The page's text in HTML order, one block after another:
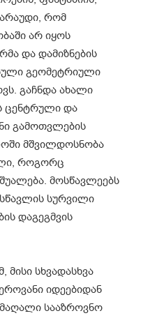
რომ
არ იყოს
და დამიზნების
გეომეტრიული
გაჩნდა ახალი
ცენტრული და
გამოთვლების
მშვილდოსნობა
როგორც
მოსწავლეებს
სურვილი
დაგეგმვის
სხვადასხვა
იდეებიდან
მაღალი სააზროვნო